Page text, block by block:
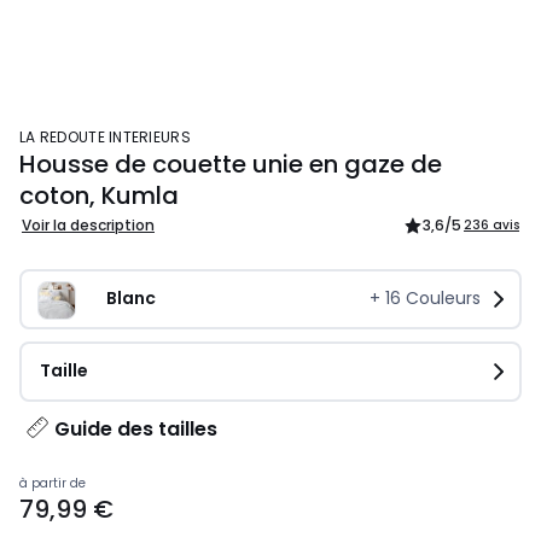
LA REDOUTE INTERIEURS
Housse de couette unie en gaze de
coton, Kumla
Voir la description 3,6/5 236 avis
Blanc + 16 Couleurs
Taille
Guide des tailles
à partir de
79,99 €